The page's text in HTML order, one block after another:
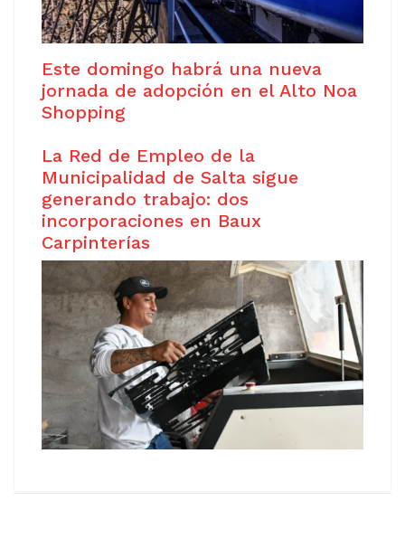
Este domingo habrá una nueva
jornada de adopción en el Alto Noa
Shopping
La Red de Empleo de la
Municipalidad de Salta sigue
generando trabajo: dos
incorporaciones en Baux
Carpinterías